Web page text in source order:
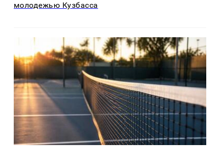
молодежью Кузбасса